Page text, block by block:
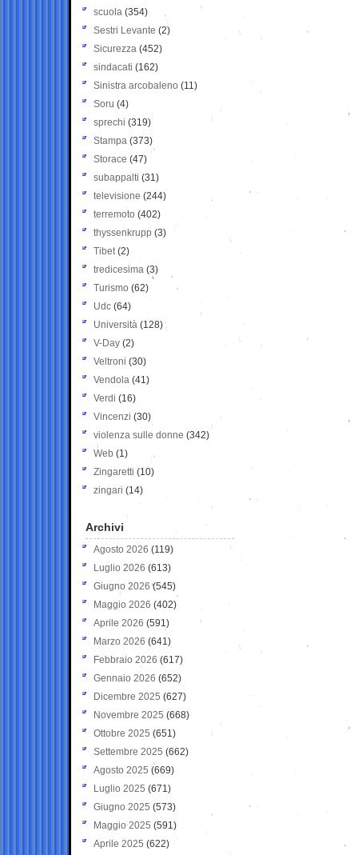
scuola (354)
Sestri Levante (2)
Sicurezza (452)
sindacati (162)
Sinistra arcobaleno (11)
Soru (4)
sprechi (319)
Stampa (373)
Storace (47)
subappalti (31)
televisione(244)
terremoto (402)
thyssenkrupp (3)
Tibet(2)
tredicesima (3)
Turismo (62)
Udc (64)
Università (128)
V-Day (2)
Veltroni (30)
Vendola (41)
Verdi (16)
Vincenzi (30)
violenza sulle donne (342)
Web (1)
Zingaretti (10)
zingari (14)
Archivi
Agosto 2026 (119)
Luglio 2026 (613)
Giugno 2026 (545)
Maggio 2026 (402)
Aprile 2026 (591)
Marzo 2026 (641)
Febbraio 2026 (617)
Gennaio 2026 (652)
Dicembre 2025 (627)
Novembre 2025 (668)
Ottobre 2025 (651)
Settembre 2025 (662)
Agosto 2025 (669)
Luglio 2025 (671)
Giugno 2025 (573)
Maggio 2025 (591)
Aprile 2025 (622)